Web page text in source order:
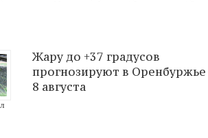
Жару до +37 градусов
прогнозируют в Оренбуржье
8 августа